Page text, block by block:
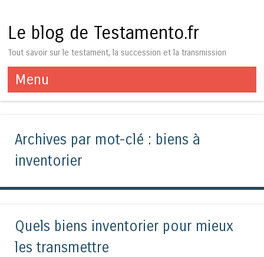
Le blog de Testamento.fr
Tout savoir sur le testament, la succession et la transmission
Menu
Aller au contenu
Archives par mot-clé : biens à
inventorier
Quels biens inventorier pour mieux
les transmettre